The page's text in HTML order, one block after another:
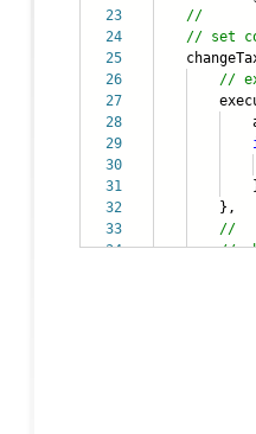
23
24
25
26
27
28
29
30
31
32
33
34
//
// set
//
arg =
},
//
//